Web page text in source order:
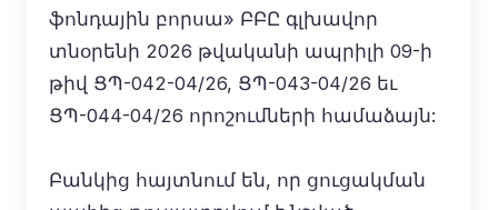
ֆոնդային բորսա» ԲԲԸ գլխավոր
տնօրենի 2026 թվականի ապրիլի 09-ի
թիվ ՑՊ-042-04/26, ՑՊ-043-04/26 եւ
ՑՊ-044-04/26 որոշումների համաձայն:
Բանկից հայտնում են, որ ցուցակման